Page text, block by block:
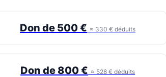
Don de 500 € ≈ 330 € déduits
Don de 800 € ≈ 528 € déduits